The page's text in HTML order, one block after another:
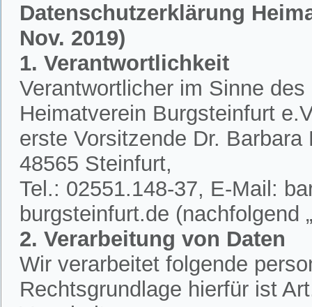
Datenschutzerklärung
Nov. 2019)
1. Verantwortlichkeit
Verantwortlicher im Sinne
Heimatverein Burgsteinfurt
erste Vorsitzende Dr.
48565 Steinfurt,
Tel.: 02551.148-37, E-Mail:
burgsteinfurt.de (nachfolgend
2. Verarbeitung von Daten
Wir verarbeitet folgende
Rechtsgrundlage hierfür ist